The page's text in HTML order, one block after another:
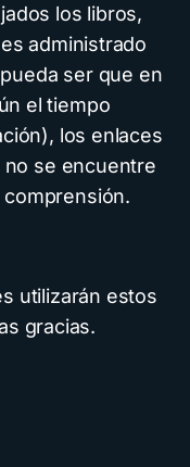
los libros,
administrado
ser que en
el tiempo
los enlaces
se encuentre
utilizarán estos
gracias.